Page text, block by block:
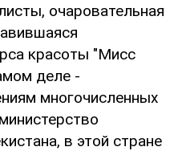
очаровательная
красоты "Мисс
деле -
многочисленных
в этой стране